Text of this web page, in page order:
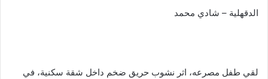
الدقهلية – شادي محمد
لقي طفل مصرعه، اثر نشوب حريق ضخم داخل شقة سكنية، في